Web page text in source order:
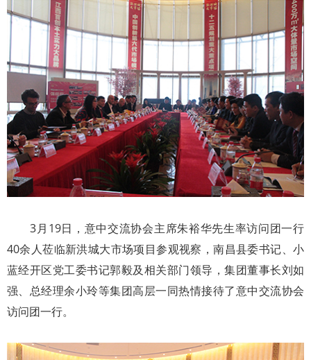
3月19日，意中交流协会主席朱裕华先生率访问团一行
40余人莅临新洪城大市场项目参观视察，南昌县委书记、小
蓝经开区党工委书记郭毅及相关部门领导，集团董事长刘如
强、总经理余小玲等集团高层一同热情接待了意中交流协会
访问团一行。